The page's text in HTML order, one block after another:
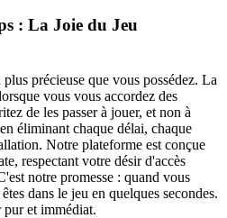
: La Joie du Jeu
précieuse que vous possédez. La
vous vous accordez des
de les passer à jouer, et non à
éliminant chaque délai, chaque
Notre plateforme est conçue
respectant votre désir d'accès
notre promesse : quand vous
dans le jeu en quelques secondes.
et immédiat.